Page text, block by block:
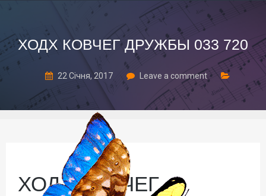
ХОДХ КОВЧЕГ ДРУЖБЫ 033 720
22 Січня, 2017 Leave a comment
ХОДХ КОВЧЕГ